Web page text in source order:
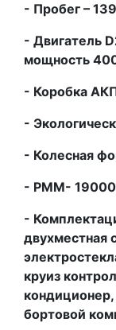
- Пробег –
- Двигатель D
мощность
- Коробка
-
- Колесная
- РММ- 19000
-
двухместная
круиз
бортовой